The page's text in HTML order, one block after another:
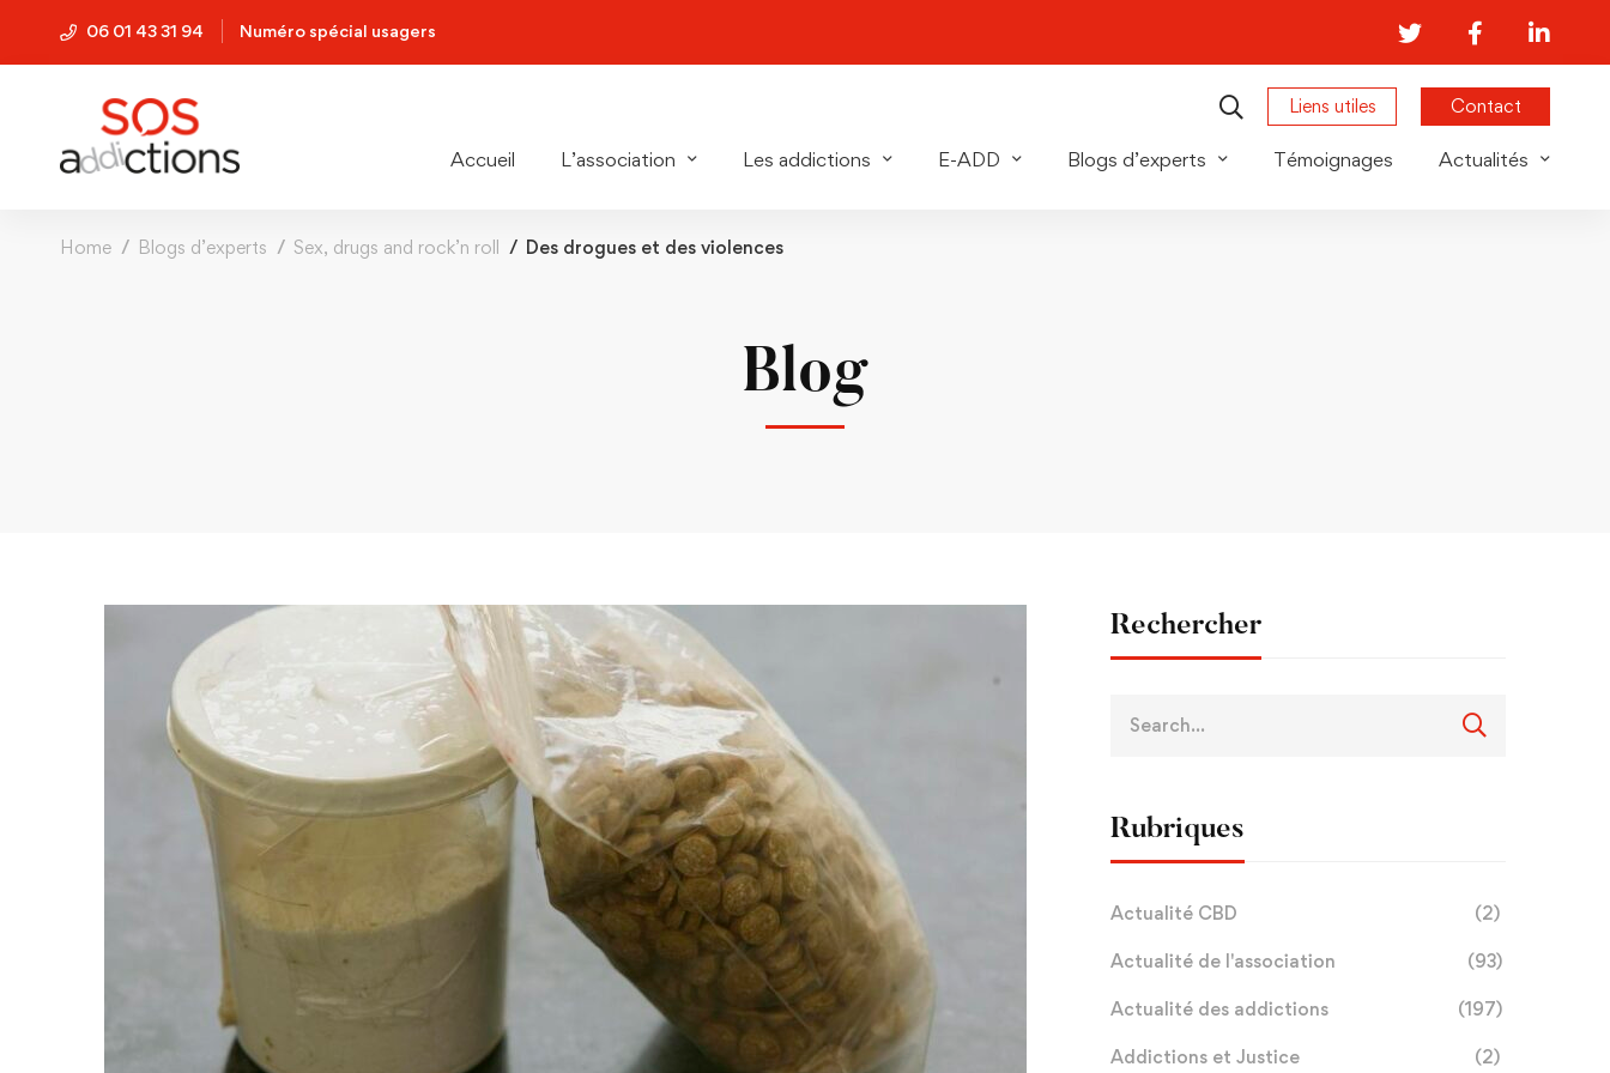
06 01 43 31 94 Numéro spécial usagers
Liens utiles Contact
Accueil L’association Les addictions E-ADD Blogs d’experts Témoignages Actualités
Home Blogs d’experts Sex, drugs and rock’n roll Des drogues et des violences
Blog
Rechercher
Rubriques
Actualité CBD (2)
Actualité de l'association (93)
Actualité des addictions (197)
Addictions et Justice (2)